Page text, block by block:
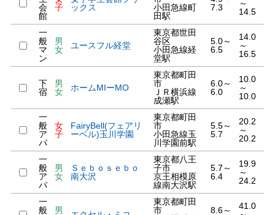
会
館
子
ックス
小田急線町
田駅
7.3
～
14.5
一
般
マ
ン
男
女
ユースフル経堂
東京都世田
谷区
小田急線経
堂駅
5.0～
6.5
14.0
～
16.5
下
宿
男
女
ホームMIーMO
東京都町田
市
ＪＲ横浜線
成瀬駅
6.0～
6.0
10.0
～
10.0
一
般
ア
パ
女
子
FairyBell(フェアリ
ーベル)玉川学園
東京都町田
市
小田急線玉
川学園前駅
5.5～
5.7
20.2
～
20.2
一
般
ア
パ
男
女
Ｓｅｂｏｓｅｂｏ
南大沢
東京都八王
子市
京王相模原
線南大沢駅
5.7～
6.4
19.9
～
24.2
一
般
男
東京都町田
市
8.6～
41.0